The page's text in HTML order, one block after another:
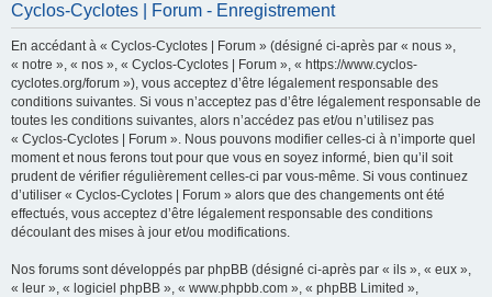
e
c
r
Cyclos-Cyclotes | Forum - Enregistrement
En accédant à « Cyclos-Cyclotes | Forum » (désigné ci-après par « nous »,
« notre », « nos », « Cyclos-Cyclotes | Forum », « https://www.cyclos-
cyclotes.org/forum »), vous acceptez d’être légalement responsable des
conditions suivantes. Si vous n’acceptez pas d’être légalement responsable de
toutes les conditions suivantes, alors n’accédez pas et/ou n’utilisez pas
« Cyclos-Cyclotes | Forum ». Nous pouvons modifier celles-ci à n’importe quel
moment et nous ferons tout pour que vous en soyez informé, bien qu’il soit
prudent de vérifier régulièrement celles-ci par vous-même. Si vous continuez
d’utiliser « Cyclos-Cyclotes | Forum » alors que des changements ont été
effectués, vous acceptez d’être légalement responsable des conditions
découlant des mises à jour et/ou modifications.
Nos forums sont développés par phpBB (désigné ci-après par « ils », « eux »,
« leur », « logiciel phpBB », « www.phpbb.com », « phpBB Limited »,